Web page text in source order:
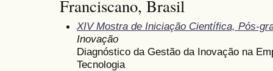
Franciscano, Brasil
XIV Mostra de Iniciação Científica, Pós-
Inovação
Diagnóstico da Gestão da Inovação na
Tecnologia